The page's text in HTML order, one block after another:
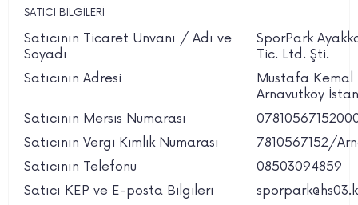
SATICI BİLGİLERİ
Satıcının Ticaret Unvanı / Adı ve
Soyadı
SporPark
Tic. Ltd. Şti.
Satıcının Adresi
Mustafa Kemal
Arnavutköy
Satıcının Mersis Numarası
Satıcının Vergi Kimlik Numarası
7810567152/
Satıcının Telefonu
08503094859
Satıcı KEP ve E-posta Bilgileri